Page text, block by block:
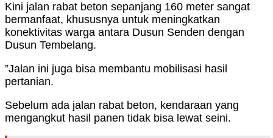
Kini jalan rabat beton sepanjang 160 meter sangat
bermanfaat, khususnya untuk meningkatkan
konektivitas warga antara Dusun Senden dengan
Dusun Tembelang.
”Jalan ini juga bisa membantu mobilisasi hasil
pertanian.
Sebelum ada jalan rabat beton, kendaraan yang
mengangkut hasil panen tidak bisa lewat seini.